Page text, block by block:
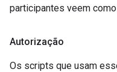
participantes veem
Autorização
Os scripts que usam